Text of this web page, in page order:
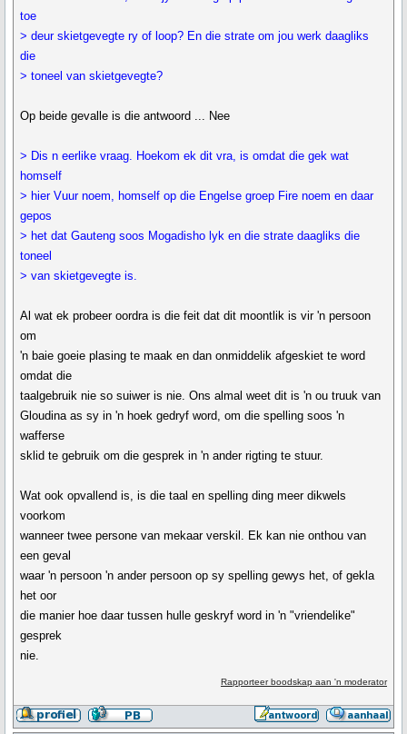
toe
> deur skietgevegte ry of loop? En die strate om jou werk daagliks
die
> toneel van skietgevegte?
Op beide gevalle is die antwoord ... Nee
> Dis n eerlike vraag. Hoekom ek dit vra, is omdat die gek wat
homself
> hier Vuur noem, homself op die Engelse groep Fire noem en daar
gepos
> het dat Gauteng soos Mogadisho lyk en die strate daagliks die
toneel
> van skietgevegte is.
Al wat ek probeer oordra is die feit dat dit moontlik is vir 'n persoon
om
'n baie goeie plasing te maak en dan onmiddelik afgeskiet te word
omdat die
taalgebruik nie so suiwer is nie. Ons almal weet dit is 'n ou truuk van
Gloudina as sy in 'n hoek gedryf word, om die spelling soos 'n
wafferse
sklid te gebruik om die gesprek in 'n ander rigting te stuur.
Wat ook opvallend is, is die taal en spelling ding meer dikwels
voorkom
wanneer twee persone van mekaar verskil. Ek kan nie onthou van
een geval
waar 'n persoon 'n ander persoon op sy spelling gewys het, of gekla
het oor
die manier hoe daar tussen hulle geskryf word in 'n "vriendelike"
gesprek
nie.
Rapporteer boodskap aan 'n moderator